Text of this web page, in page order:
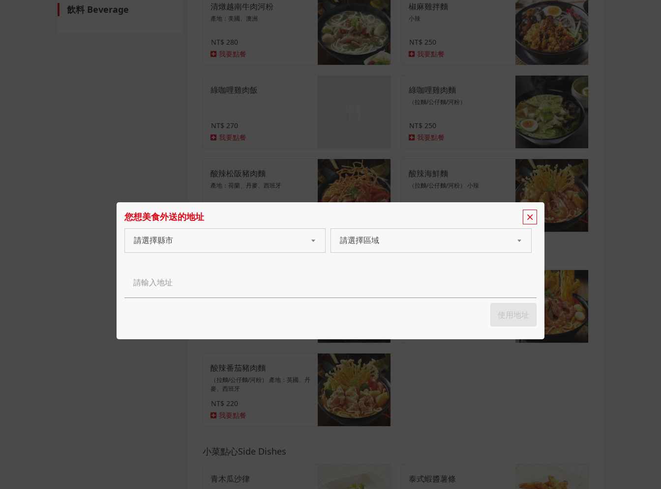
飲料 Beverage
清燉越南牛肉河粉
產地：美國、澳洲
NT$ 280
我要點餐
椒麻雞拌麵
小辣
NT$ 250
我要點餐
綠咖哩雞肉飯
NT$ 270
我要點餐
綠咖哩雞肉麵
（拉麵/公仔麵/河粉）
NT$ 250
我要點餐
酸辣松阪豬肉麵
產地：荷蘭、丹麥、西班牙
酸辣海鮮麵
（拉麵/公仔麵/河粉） 小辣
精選商品
（拉麵/公仔麵/河粉） 西班牙/英國/丹
酸辣番茄豬肉麵
（拉麵/公仔麵/河粉） 產地：英國、丹
麥、西班牙
NT$ 220
我要點餐
小菜點心Side Dishes
青木瓜沙律 泰式蝦醬薯條
您想美食外送的地址
請選擇縣市 請選擇區域
使用地址